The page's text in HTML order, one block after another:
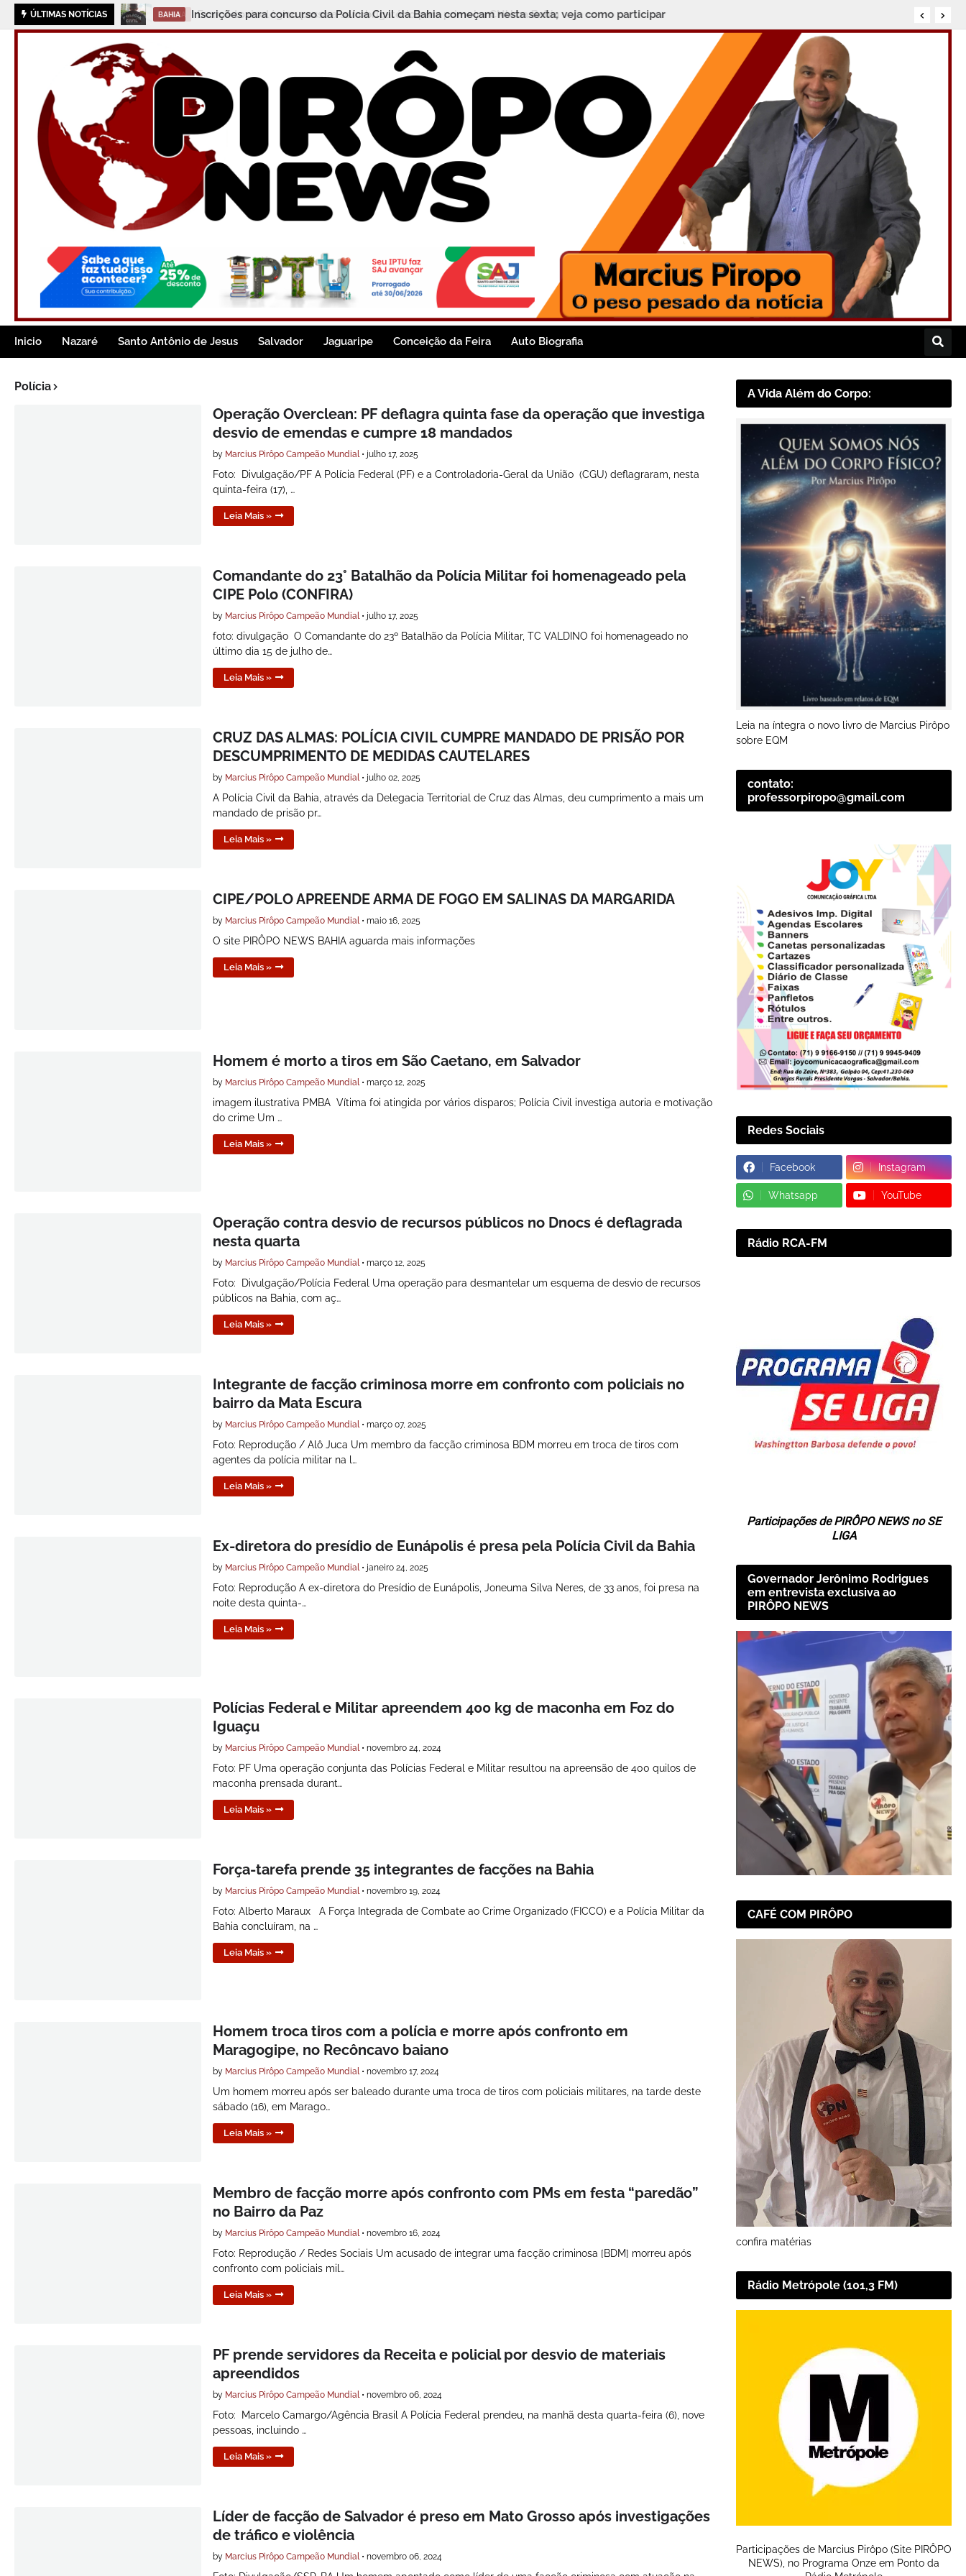
ÚLTIMAS NOTÍCIAS BAHIA Exame toxicológico passa a ser obrigatório para primeira CNH na Bahia
Inicio Nazaré Santo Antônio de Jesus Salvador Jaguaripe Conceição da Feira Auto Biografia
Polícia
Operação Overclean: PF deflagra quinta fase da operação que investiga
desvio de emendas e cumpre 18 mandados
by Marcius Pirôpo Campeão Mundial • julho 17, 2025
Foto: Divulgação/PF A Polícia Federal (PF) e a Controladoria-Geral da União (CGU) deflagraram, nesta
quinta-feira (17), …
Leia Mais »
Comandante do 23° Batalhão da Polícia Militar foi homenageado pela
CIPE Polo (CONFIRA)
by Marcius Pirôpo Campeão Mundial • julho 17, 2025
foto: divulgação O Comandante do 23º Batalhão da Polícia Militar, TC VALDINO foi homenageado no
último dia 15 de julho de…
Leia Mais »
CRUZ DAS ALMAS: POLÍCIA CIVIL CUMPRE MANDADO DE PRISÃO POR
DESCUMPRIMENTO DE MEDIDAS CAUTELARES
by Marcius Pirôpo Campeão Mundial • julho 02, 2025
A Polícia Civil da Bahia, através da Delegacia Territorial de Cruz das Almas, deu cumprimento a mais um
mandado de prisão pr…
Leia Mais »
CIPE/POLO APREENDE ARMA DE FOGO EM SALINAS DA MARGARIDA
by Marcius Pirôpo Campeão Mundial • maio 16, 2025
O site PIRÔPO NEWS BAHIA aguarda mais informações
Leia Mais »
Homem é morto a tiros em São Caetano, em Salvador
by Marcius Pirôpo Campeão Mundial • março 12, 2025
imagem ilustrativa PMBA Vítima foi atingida por vários disparos; Polícia Civil investiga autoria e motivação
do crime Um …
Leia Mais »
Operação contra desvio de recursos públicos no Dnocs é deflagrada
nesta quarta
by Marcius Pirôpo Campeão Mundial • março 12, 2025
Foto: Divulgação/Polícia Federal Uma operação para desmantelar um esquema de desvio de recursos
públicos na Bahia, com aç…
Leia Mais »
Integrante de facção criminosa morre em confronto com policiais no
bairro da Mata Escura
by Marcius Pirôpo Campeão Mundial • março 07, 2025
Foto: Reprodução / Alô Juca Um membro da facção criminosa BDM morreu em troca de tiros com
agentes da polícia militar na l…
Leia Mais »
Ex-diretora do presídio de Eunápolis é presa pela Polícia Civil da Bahia
by Marcius Pirôpo Campeão Mundial • janeiro 24, 2025
Foto: Reprodução A ex-diretora do Presídio de Eunápolis, Joneuma Silva Neres, de 33 anos, foi presa na
noite desta quinta-…
Leia Mais »
Polícias Federal e Militar apreendem 400 kg de maconha em Foz do
Iguaçu
by Marcius Pirôpo Campeão Mundial • novembro 24, 2024
Foto: PF Uma operação conjunta das Polícias Federal e Militar resultou na apreensão de 400 quilos de
maconha prensada durant…
Leia Mais »
Força-tarefa prende 35 integrantes de facções na Bahia
by Marcius Pirôpo Campeão Mundial • novembro 19, 2024
Foto: Alberto Maraux A Força Integrada de Combate ao Crime Organizado (FICCO) e a Polícia Militar da
Bahia concluíram, na …
Leia Mais »
Homem troca tiros com a polícia e morre após confronto em
Maragogipe, no Recôncavo baiano
by Marcius Pirôpo Campeão Mundial • novembro 17, 2024
Um homem morreu após ser baleado durante uma troca de tiros com policiais militares, na tarde deste
sábado (16), em Marago…
Leia Mais »
Membro de facção morre após confronto com PMs em festa “paredão”
no Bairro da Paz
by Marcius Pirôpo Campeão Mundial • novembro 16, 2024
Foto: Reprodução / Redes Sociais Um acusado de integrar uma facção criminosa [BDM] morreu após
confronto com policiais mil…
Leia Mais »
PF prende servidores da Receita e policial por desvio de materiais
apreendidos
by Marcius Pirôpo Campeão Mundial • novembro 06, 2024
Foto: Marcelo Camargo/Agência Brasil A Polícia Federal prendeu, na manhã desta quarta-feira (6), nove
pessoas, incluindo …
Leia Mais »
Líder de facção de Salvador é preso em Mato Grosso após investigações
de tráfico e violência
by Marcius Pirôpo Campeão Mundial • novembro 06, 2024
A Vida Além do Corpo:
Leia na íntegra o novo livro de Marcius Pirôpo
sobre EQM
contato:
professorpiropo@gmail.com
Redes Sociais
Facebook Instagram
Whatsapp YouTube
Rádio RCA-FM
Participações de PIRÔPO NEWS no SE
LIGA
Governador Jerônimo Rodrigues
em entrevista exclusiva ao
PIRÔPO NEWS
CAFÉ COM PIRÔPO
confira matérias
Rádio Metrópole (101,3 FM)
Participações de Marcius Pirôpo (Site PIRÔPO
NEWS), no Programa Onze em Ponto da